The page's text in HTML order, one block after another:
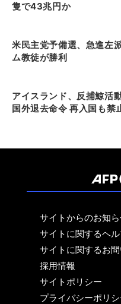
隻で43兆円か
米民主党予備選、急進左
ム教徒が勝利
アイスランド、反捕鯨活
国外退去命令 再入国も禁
サイトからのお知
サイトに関するヘ
サイトに関するお
採用情報
サイトポリシー
プライバシーポリ